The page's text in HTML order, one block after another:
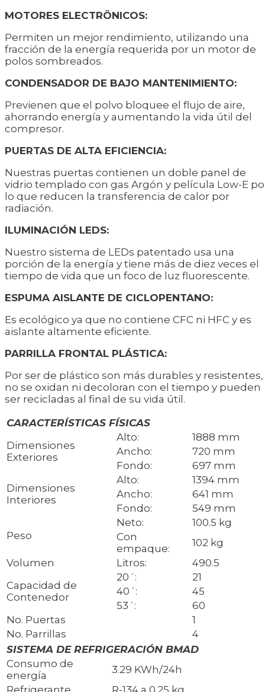
MOTORES ELECTRÖNICOS:
Permiten un mejor rendimiento, utilizando una
fracción de la energía requerida por un motor de
polos sombreados.
CONDENSADOR DE BAJO MANTENIMIENTO:
Previenen que el polvo bloquee el flujo de aire,
ahorrando energía y aumentando la vida útil del
compresor.
PUERTAS DE ALTA EFICIENCIA:
Nuestras puertas contienen un doble panel de
vidrio templado con gas Argón y película Low-E
lo que reducen la transferencia de calor por
radiación.
ILUMINACIÓN LEDS:
Nuestro sistema de LEDs patentado usa una
porción de la energía y tiene más de diez veces el
tiempo de vida que un foco de luz fluorescente.
ESPUMA AISLANTE DE CICLOPENTANO:
Es ecológico ya que no contiene CFC ni HFC y es
aislante altamente eficiente.
PARRILLA FRONTAL PLÁSTICA:
Por ser de plástico son más durables y resistentes,
no se oxidan ni decoloran con el tiempo y pueden
ser recicladas al final de su vida útil.
CARACTERÍSTICAS FÍSICAS
Dimensiones
Exteriores
Alto:
1888 mm
Ancho:
720 mm
Fondo:
697 mm
Dimensiones
Interiores
Alto:
1394 mm
Ancho:
641 mm
Fondo:
549 mm
Peso
Neto:
100.5 kg
Con
empaque:
102 kg
Volumen
Litros:
490.5
Capacidad de
Contenedor
20´:
21
40´:
45
53´:
60
No. Puertas
1
No. Parrillas
4
SISTEMA DE REFRIGERACIÓN BMAD
Consumo de
energía
3.29 KWh/24h
Refrigerante
R-134 a 0.25 kg